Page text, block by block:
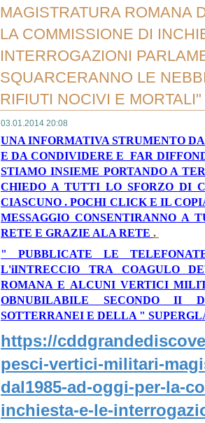
MAGISTRATURA ROMANA
LA COMMISSIONE DI
INTERROGAZIONI
SQUARCERANNO LE
RIFIUTI NOCIVI E MORTALI"
03.01.2014 20:08
UNA INFORMATIVA STRUMENTO
E DA CONDIVIDERE E FAR
STIAMO INSIEME PORTANDO A
CHIEDO A TUTTI LO SFORZO DI
CIASCUNO . POCHI CLICK E IL
MESSAGGIO CONSENTIRANNO A
RETE E GRAZIE ALA RETE .
" PUBBLICATE LE
L'iINTRECCIO TRA COAGULO
ROMANA E ALCUNI VERTICI
OBNUBILABILE SECONDO II
SOTTERRANEI E DELLA "
https://
pesci-vertici-militari-
dal1985-ad-oggi-per-la-
inchiesta-e-le-